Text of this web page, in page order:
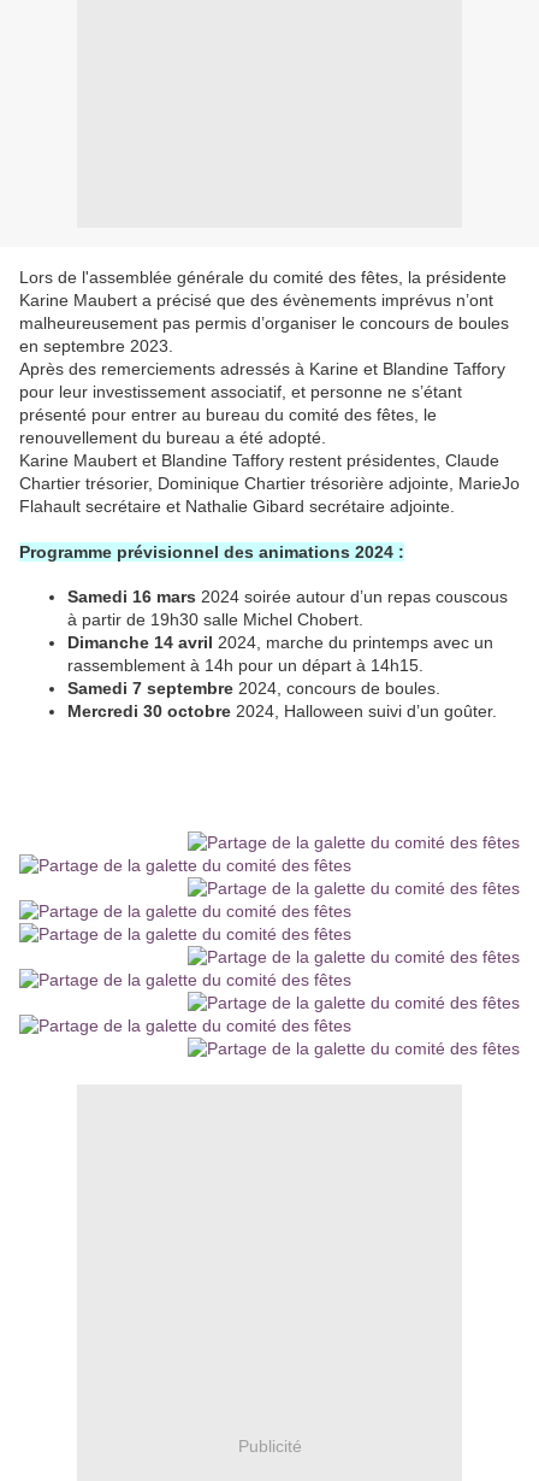
Lors de l'assemblée générale du comité des fêtes, la présidente
Karine Maubert a précisé que des évènements imprévus n’ont
malheureusement pas permis d’organiser le concours de boules
en septembre 2023.
Après des remerciements adressés à Karine et Blandine Taffory
pour leur investissement associatif, et personne ne s’étant
présenté pour entrer au bureau du comité des fêtes, le
renouvellement du bureau a été adopté.
Karine Maubert et Blandine Taffory restent présidentes, Claude
Chartier trésorier, Dominique Chartier trésorière adjointe, MarieJo
Flahault secrétaire et Nathalie Gibard secrétaire adjointe.
Programme prévisionnel des animations 2024 :
Samedi 16 mars 2024 soirée autour d’un repas couscous
à partir de 19h30 salle Michel Chobert.
Dimanche 14 avril 2024, marche du printemps avec un
rassemblement à 14h pour un départ à 14h15.
Samedi 7 septembre 2024, concours de boules.
Mercredi 30 octobre 2024, Halloween suivi d’un goûter.
Publicité